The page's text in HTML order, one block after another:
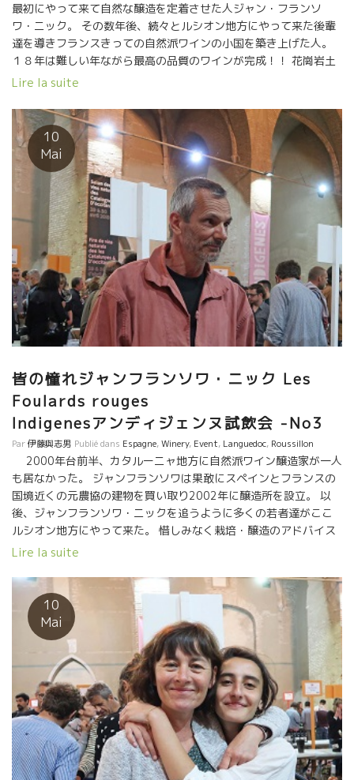
最初にやって来て自然な醸造を定着させた人ジャン・フランソ
ワ・ニック。 その数年後、続々とルシオン地方にやって来た後輩
達を導きフランスきっての自然派ワインの小国を築き上げた人。
１８年は難しい年ながら最高の品質のワインが完成！！ 花崗岩土
壌のどこまでも伸びてくる透明感のあるミネラル。 その周りを心
のワインとは思えないフレッシュさ。 絶品ばかり！！ 今、次なる
世代が一緒に働いている。この類まれな“技”を継承できる準備も進
行中。 そして、ベテランの技は今も進化中！！ Fridaフリダは
除梗しての醸造。 セミ・カルボ醸造では表現できない違うテロワ
ールを魅せてくれている。 ジャン・フランソワの深さが滲みでて
いる一本だ。 (問合せはBMO社、飲みたい人はトロワ・ザム
ール・恵比寿にて)
Lire la suite
10
Mai
皆の憧れジャンフランソワ・ニック Les
Foulards rouges
Indigenesアンディジェンヌ試飲会 -No3
Par伊藤與志男 Publié dans Espagne,Winery, Event, Languedoc, Roussillon
2000年台前半、カタルーニャ地方に自然派ワイン醸造家が一人
も居なかった。 ジャンフランソワは果敢にスペインとフランスの
国境近くの元農協の建物を買い取り2002年に醸造所を設立。 以
後、ジャンフランソワ・ニックを追うように多くの若者達がここ
ルシオン地方にやって来た。 惜しみなく栽培・醸造のアドバイス
をして彼らを育てた。 比較的、無口で謙虚な人間性のジャンフラ
時に必要な事をドンピシャリとアドバイスする。 例えそれが困難
なことでも、必要な事は真っ直ぐに伝える。 自分自身が色々な困
難を乗り越えてやってきたから躊躇はしない。 だからこそ、皆か
ら尊敬される。 次世代のカタルーニャ地方の自然派のリーダーに
なるであろうこの二人も自分のワインを ジャンフランソワ・ニッ
クに飲んでもらって意見を聞きたくてジャンフランソワのテーブ
ルにやって来る。 オリオル・アルティギャスOriol・Artigas、コ
スミックCosmicのサルバドール。 今は息子も娘も醸造元に加
わって充実した仕事が可能となっている。 ワインの品質は、細か
い作業の積み重ね。毎年100%やりたいことができる年は少ない。
人が加われば色んなことが可能になる。 このレベルになるとプラ
ス・アルファは大きな改良要素になる。 フランスでは単なる従業
Lire la suite
10
Mai